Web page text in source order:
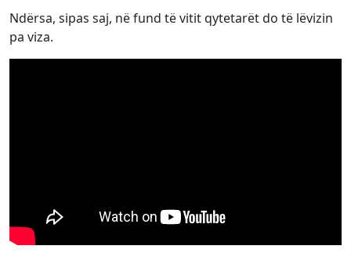
Ndërsa, sipas saj, në fund të vitit qytetarët do të lëvizin
pa viza.